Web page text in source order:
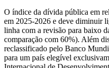
O índice da dívida pública em
em 2025-2026 e deve diminuir
linha com a revisão para baixo
comparação com 60%). Além
reclassificado pelo Banco
para um país elegível